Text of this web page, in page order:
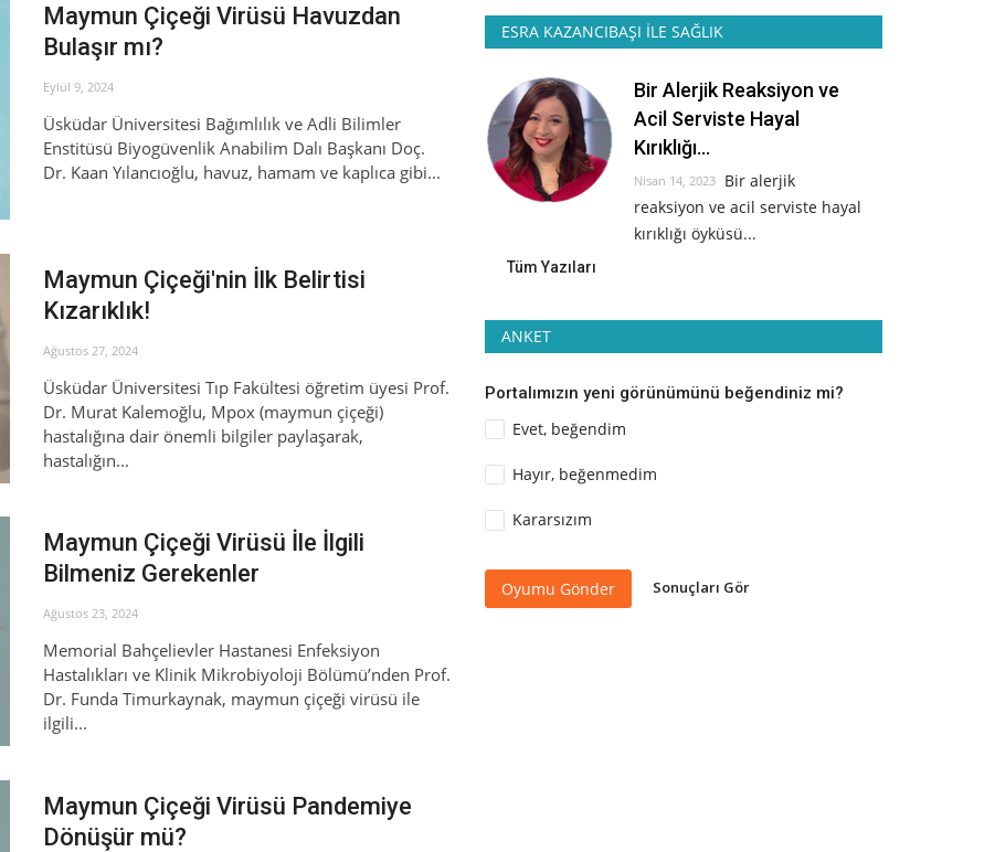
Maymun Çiçeği Virüsü Havuzdan
Bulaşır mı?
Eylül 9, 2024
Üsküdar Üniversitesi Bağımlılık ve Adli Bilimler
Enstitüsü Biyogüvenlik Anabilim Dalı Başkanı Doç.
Dr. Kaan Yılancıoğlu, havuz, hamam ve kaplıca gibi...
Maymun Çiçeği'nin İlk Belirtisi
Kızarıklık!
Ağustos 27, 2024
Üsküdar Üniversitesi Tıp Fakültesi öğretim üyesi Prof.
Dr. Murat Kalemoğlu, Mpox (maymun çiçeği)
hastalığına dair önemli bilgiler paylaşarak,
hastalığın...
Maymun Çiçeği Virüsü İle İlgili
Bilmeniz Gerekenler
Ağustos 23, 2024
Memorial Bahçelievler Hastanesi Enfeksiyon
Hastalıkları ve Klinik Mikrobiyoloji Bölümü’nden Prof.
Dr. Funda Timurkaynak, maymun çiçeği virüsü ile
ilgili...
Maymun Çiçeği Virüsü Pandemiye
Dönüşür mü?
ESRA KAZANCIBAŞI İLE SAĞLIK
Bir Alerjik Reaksiyon ve
Acil Serviste Hayal
Kırıklığı...
Nisan 14, 2023 Bir alerjik
reaksiyon ve acil serviste hayal
kırıklığı öyküsü...
Tüm Yazıları
ANKET
Portalımızın yeni görünümünü beğendiniz mi?
Evet, beğendim
Hayır, beğenmedim
Kararsızım
Oyumu Gönder Sonuçları Gör